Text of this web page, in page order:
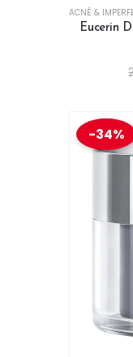
ACNÉ &
Eucerin
-34%